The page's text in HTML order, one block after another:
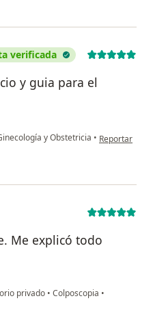
verificada
y guia para el
y Obstetricia • en opinión
Reportar
Me explicó todo
privado • Colposcopia •